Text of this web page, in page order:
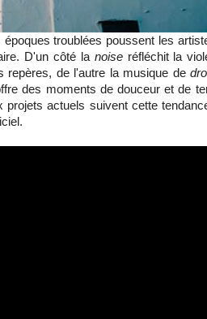
époques troublées poussent les
D'un côté la noiseréfléchit la
repères, de l'autre la musique de
des moments de douceur et de
projets actuels suivent cette